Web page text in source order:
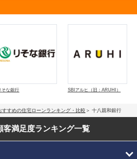
そな銀行 SBIアルヒ（旧：ARUHI）
すすめの住宅ローンランキング・比較 十八親和銀行
客満足度ランキング一覧